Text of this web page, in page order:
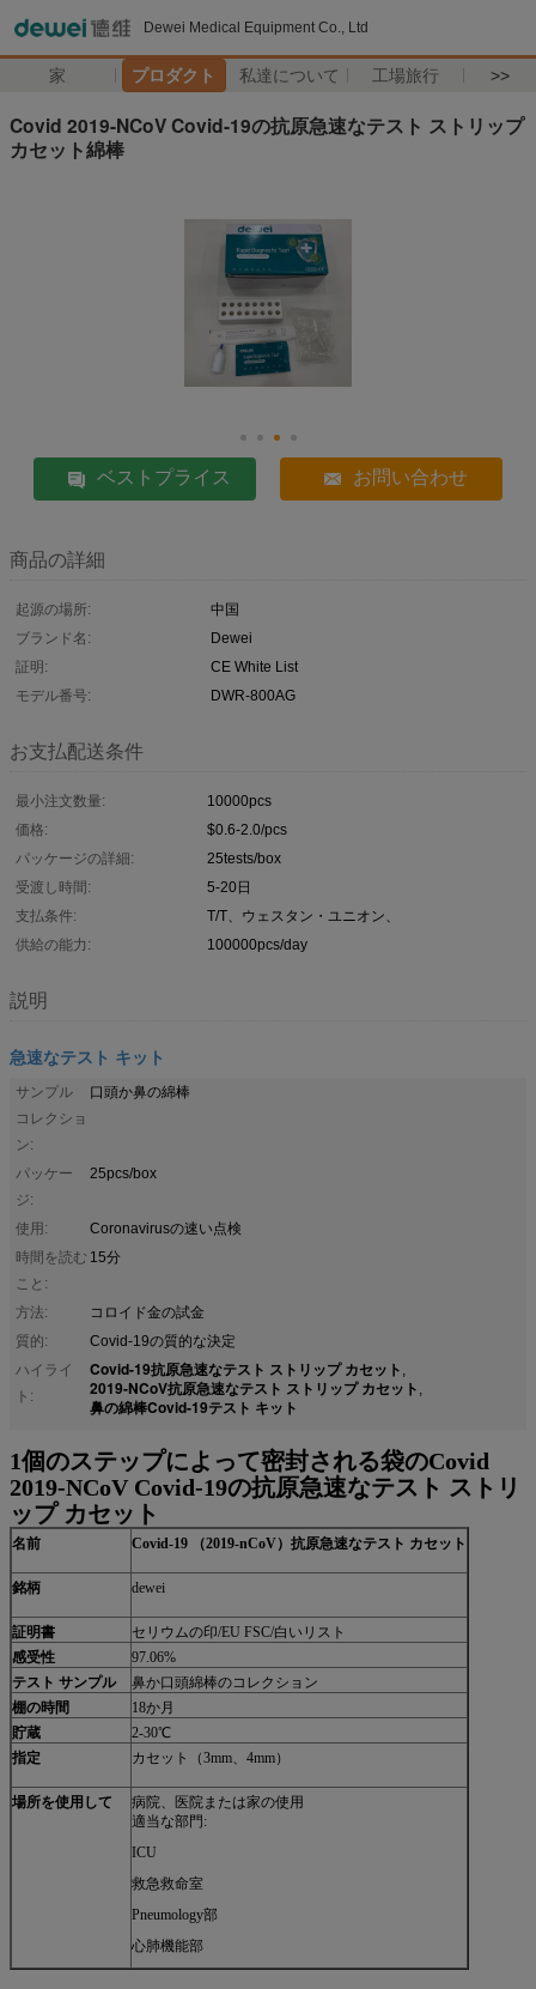
Dewei Medical Equipment Co., Ltd
家 プロダクト 私達について 工場旅行 >>
Covid 2019-NCoV Covid-19の抗原急速なテスト ストリップ
カセット綿棒
ベストプライス お問い合わせ
商品の詳細
起源の場所:
中国
ブランド名:
Dewei
証明:
CE White List
モデル番号:
DWR-800AG
お支払配送条件
最小注文数量:
10000pcs
価格:
$0.6-2.0/pcs
パッケージの詳細:
25tests/box
受渡し時間:
5-20日
支払条件:
T/T、ウェスタン・ユニオン、
供給の能力:
100000pcs/day
説明
急速なテスト キット
サンプル
コレクショ
ン:
口頭か鼻の綿棒
パッケー
ジ:
25pcs/box
使用:
Coronavirusの速い点検
時間を読む
こと:
15分
方法:
コロイド金の試金
質的:
Covid-19の質的な決定
ハイライ
ト:
Covid-19抗原急速なテスト ストリップ カセット ,
2019-NCoV抗原急速なテスト ストリップ カセット ,
鼻の綿棒Covid-19テスト キット
1個のステップによって密封される袋のCovid
2019-NCoV Covid-19の抗原急速なテスト ストリ
ップ カセット
名前 Covid-19 （2019-nCoV）抗原急速なテスト カセット
銘柄 dewei
証明書
セリウムの印/EU FSC/白いリスト
感受性
97.06%
テスト サンプル
鼻か口頭綿棒のコレクション
棚の時間
18か月
貯蔵
2-30℃
指定
カセット（3mm、4mm）
場所を使用して
病院、医院または家の使用
適当な部門:
ICU
救急救命室
Pneumology部
心肺機能部